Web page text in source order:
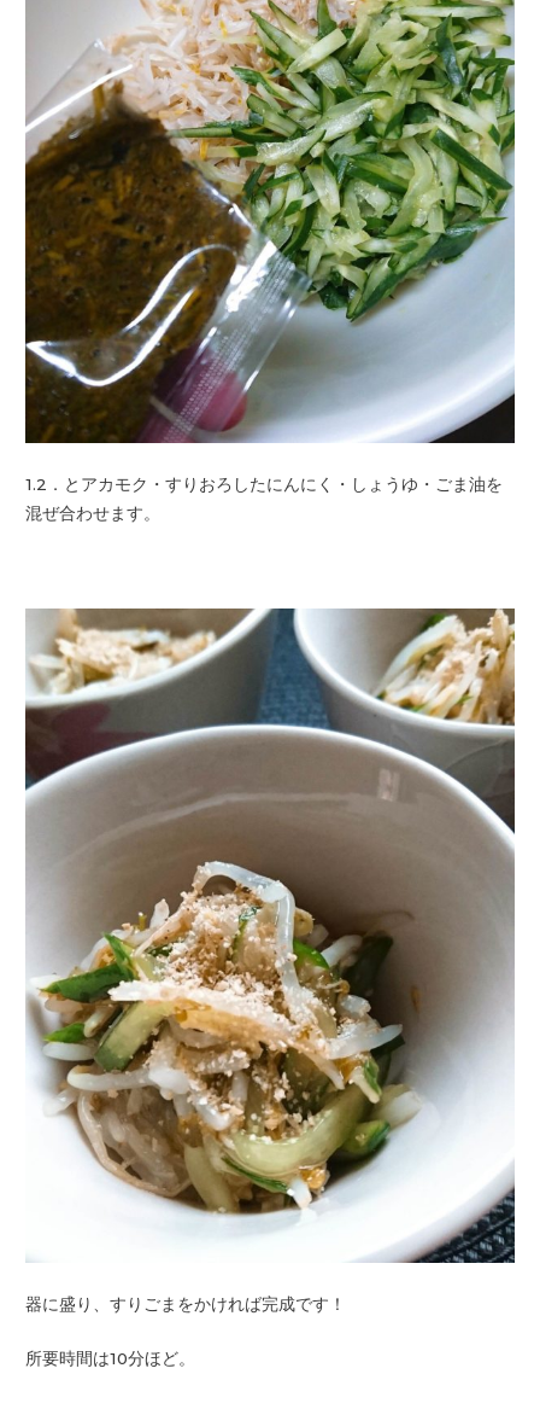
1.2．とアカモク・すりおろしたにんにく・ しょうゆ・ごま油を
混ぜ合わせます。
器に盛り、すりごまをかければ完成です！
所要時間は10分ほど。